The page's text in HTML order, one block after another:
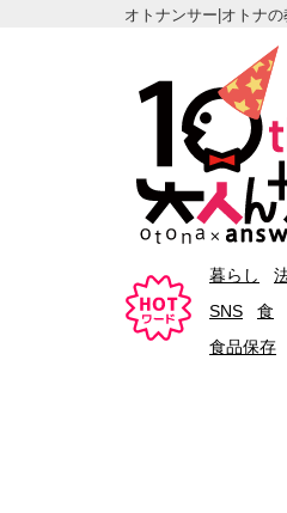
オトナンサー|オトナ
暮らし
SNS
食
食品保存